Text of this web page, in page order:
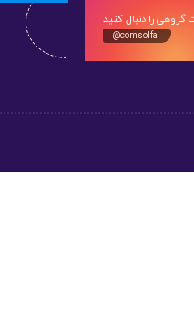
گروهی را دنبال کنید
@comsolfa